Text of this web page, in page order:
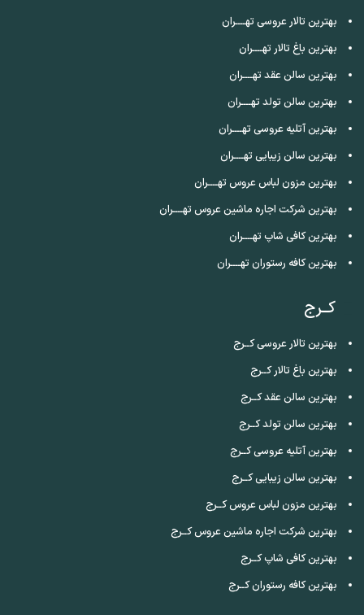
بهترین تالار عروسی تهــــران
بهترین باغ تالار تهــــران
بهترین سالن عقد تهــــران
بهترین سالن تولد تهــــران
بهترین آتلیه عروسی تهــــران
بهترین سالن زیبایی تهــــران
بهترین مزون لباس عروس تهــــران
بهترین شرکت اجاره ماشین عروس تهــــران
بهترین کافی شاپ تهــــران
بهترین کافه رستوران تهــــران
کــرج
بهترین تالار عروسی کــرج
بهترین باغ تالار کــرج
بهترین سالن عقد کــرج
بهترین سالن تولد کــرج
بهترین آتلیه عروسی کــرج
بهترین سالن زیبایی کــرج
بهترین مزون لباس عروس کــرج
بهترین شرکت اجاره ماشین عروس کــرج
بهترین کافی شاپ کــرج
بهترین کافه رستوران کــرج